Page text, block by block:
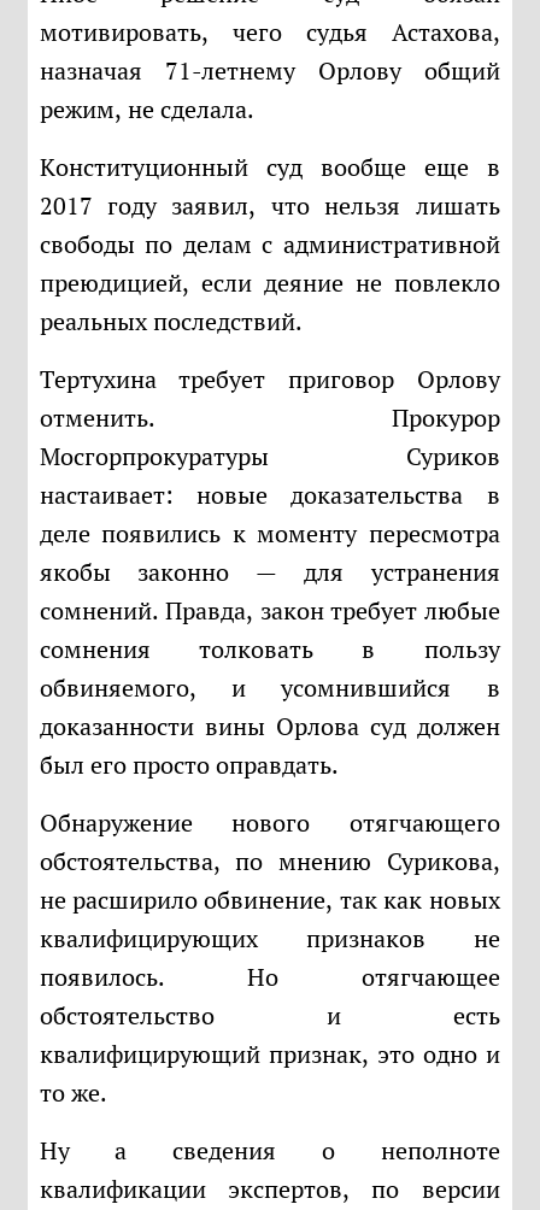
мотивировать, чего судья Астахова,
назначая 71-летнему Орлову общий
режим, не сделала.
Конституционный суд вообще еще в
2017 году заявил, что нельзя лишать
свободы по делам с административной
преюдицией, если деяние не повлекло
реальных последствий.
Тертухина требует приговор Орлову
отменить. Прокурор
Мосгорпрокуратуры Суриков
настаивает: новые доказательства в
деле появились к моменту пересмотра
якобы законно — для устранения
сомнений. Правда, закон требует любые
сомнения толковать в пользу
обвиняемого, и усомнившийся в
доказанности вины Орлова суд должен
был его просто оправдать.
Обнаружение нового отягчающего
обстоятельства, по мнению Сурикова,
не расширило обвинение, так как новых
квалифицирующих признаков не
появилось. Но отягчающее
обстоятельство и есть
квалифицирующий признак, это одно и
то же.
Ну а сведения о неполноте
квалификации экспертов, по версии